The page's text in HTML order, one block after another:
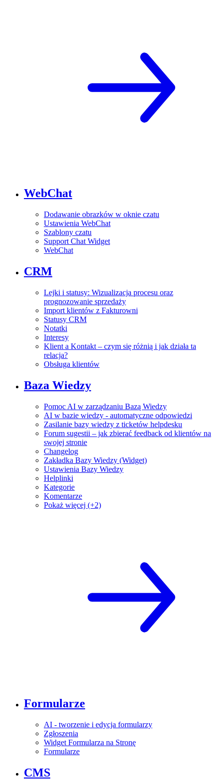
WebChat
Dodawanie obrazków w oknie czatu
Ustawienia WebChat
Szablony czatu
Support Chat Widget
WebChat
CRM
Lejki i statusy: Wizualizacja procesu oraz
prognozowanie sprzedaży
Import klientów z Fakturowni
Statusy CRM
Notatki
Interesy
Klient a Kontakt – czym się różnią i jak działa ta
relacja?
Obsługa klientów
Baza Wiedzy
Pomoc AI w zarządzaniu Bazą Wiedzy
AI w bazie wiedzy - automatyczne odpowiedzi
Zasilanie bazy wiedzy z ticketów helpdesku
Forum sugestii – jak zbierać feedback od klientów na
swojej stronie
Changelog
Zakładka Bazy Wiedzy (Widget)
Ustawienia Bazy Wiedzy
Helplinki
Kategorie
Komentarze
Pokaż więcej (+2)
Formularze
AI - tworzenie i edycja formularzy
Zgłoszenia
Widget Formularza na Stronę
Formularze
CMS